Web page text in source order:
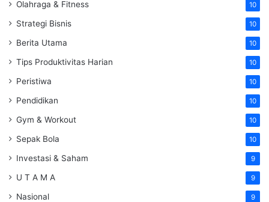
Olahraga & Fitness 10
Strategi Bisnis 10
Berita Utama 10
Tips Produktivitas Harian 10
Peristiwa 10
Pendidikan 10
Gym & Workout 10
Sepak Bola 10
Investasi & Saham 9
U T A M A 9
Nasional 9